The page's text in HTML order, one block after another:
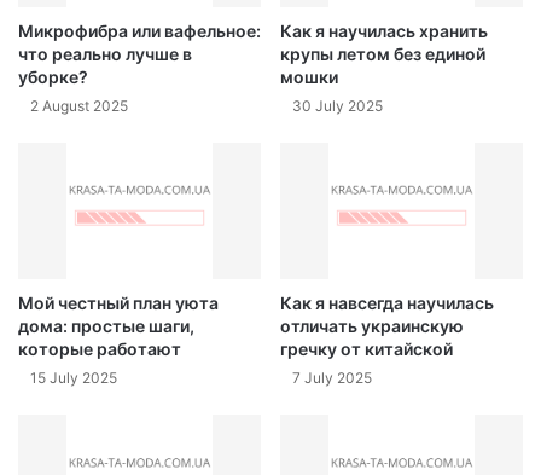
Микрофибра или вафельное:
что реально лучше в
уборке?
2 August 2025
Как я научилась хранить
крупы летом без единой
мошки
30 July 2025
Мой честный план уюта
дома: простые шаги,
которые работают
15 July 2025
Как я навсегда научилась
отличать украинскую
гречку от китайской
7 July 2025